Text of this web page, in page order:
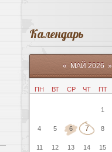
Календарь
« МАЙ 2026 »
ПН ВТ СР ЧТ ПТ
1
4 5 6 7 8
11 12 13 14 15